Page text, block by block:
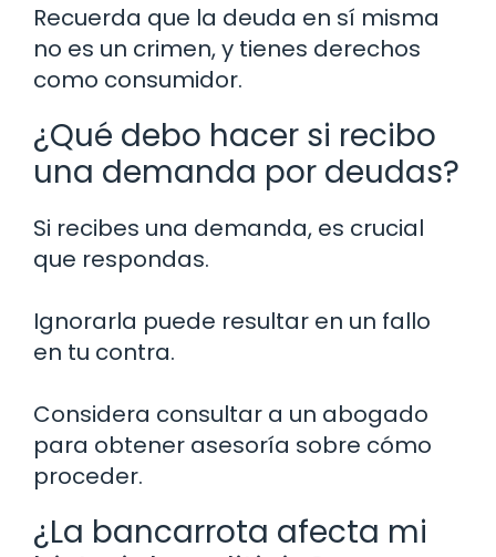
Recuerda que la deuda en sí misma
no es un crimen, y tienes derechos
como consumidor.
¿Qué debo hacer si recibo
una demanda por deudas?
Si recibes una demanda, es crucial
que respondas.
Ignorarla puede resultar en un fallo
en tu contra.
Considera consultar a un abogado
para obtener asesoría sobre cómo
proceder.
¿La bancarrota afecta mi